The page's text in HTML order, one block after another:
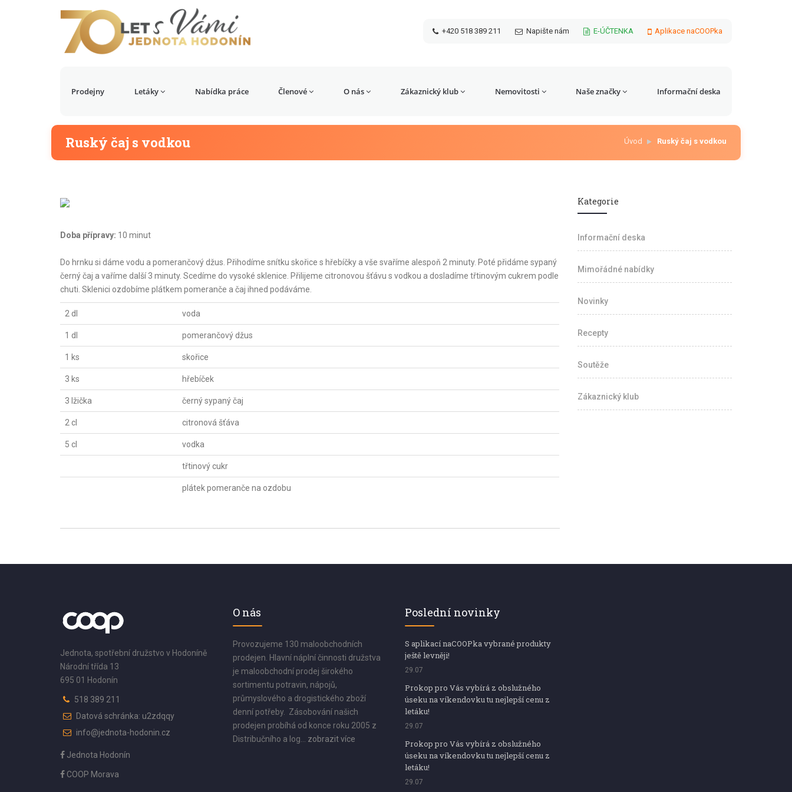
+420 518 389 211 Napište nám E-ÚČTENKA Aplikace naCOOPka
Prodejny Letáky Nabídka práce Členové O nás Zákaznický klub Nemovitosti Naše značky Informační deska
Ruský čaj s vodkou Úvod Ruský čaj s vodkou
Doba přípravy: 10 minut
Do hrnku si dáme vodu a pomerančový džus. Přihodíme snítku skořice s hřebíčky a vše svaříme alespoň 2 minuty. Poté přidáme sypaný
černý čaj a vaříme další 3 minuty. Scedíme do vysoké sklenice. Přilijeme citronovou šťávu s vodkou a dosladíme třtinovým cukrem podle
chuti. Sklenici ozdobíme plátkem pomeranče a čaj ihned podáváme.
2 dl voda
1 dl pomerančový džus
1 ks skořice
3 ks hřebíček
3 lžička černý sypaný čaj
2 cl citronová šťáva
5 cl vodka
třtinový cukr
plátek pomeranče na ozdobu
Kategorie
Informační deska
Mimořádné nabídky
Novinky
Recepty
Soutěže
Zákaznický klub
Jednota, spotřební družstvo v Hodoníně
Národní třída 13
695 01 Hodonín
518 389 211
Datová schránka: u2zdqqy
info@jednota-hodonin.cz
Jednota Hodonín
COOP Morava
O nás
Provozujeme 130 maloobchodních
prodejen. Hlavní náplní činnosti družstva
je maloobchodní prodej širokého
sortimentu potravin, nápojů,
průmyslového a drogistického zboží
denní potřeby. Zásobování našich
prodejen probíhá od konce roku 2005 z
Distribučního a log... zobrazit více
Poslední novinky
S aplikací naCOOPka vybrané produkty
ještě levněji!
29.07
Prokop pro Vás vybírá z obslužného
úseku na víkendovku tu nejlepší cenu z
letáku!
29.07
Prokop pro Vás vybírá z obslužného
úseku na víkendovku tu nejlepší cenu z
letáku!
29.07